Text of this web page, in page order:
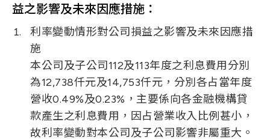
益之影響及未來因應措施：
利率變動情形對公司損益之影響及未來因應措
施
本公司及子公司112及113年度之利息費用分別
為12,738仟元及14,753仟元，分別各占當年度
營收0.49%及0.23%，主要係向各金融機構貸
款產生之利息費用，因占營業收入比例甚小，
故利率變動對本公司及子公司影響非屬重大。